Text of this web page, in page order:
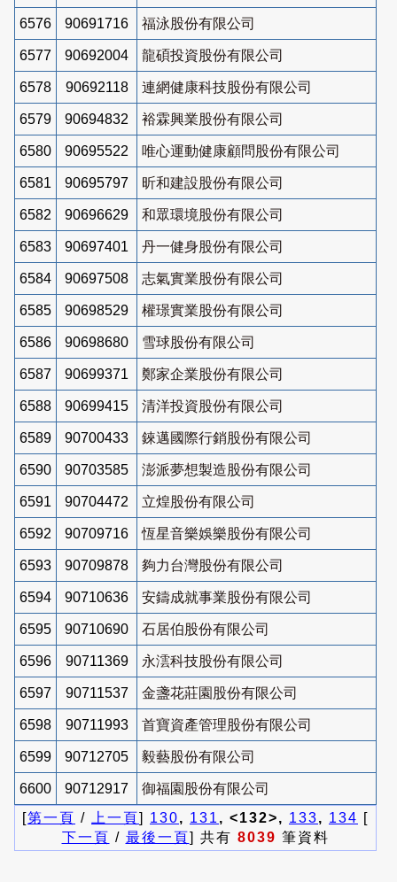
6576 90691716 福泳股份有限公司
6577 90692004 龍碩投資股份有限公司
6578 90692118 連網健康科技股份有限公司
6579 90694832 裕霖興業股份有限公司
6580 90695522 唯心運動健康顧問股份有限公司
6581 90695797 昕和建設股份有限公司
6582 90696629 和眾環境股份有限公司
6583 90697401 丹一健身股份有限公司
6584 90697508 志氣實業股份有限公司
6585 90698529 權璟實業股份有限公司
6586 90698680 雪球股份有限公司
6587 90699371 鄭家企業股份有限公司
6588 90699415 清洋投資股份有限公司
6589 90700433 錸邁國際行銷股份有限公司
6590 90703585 澎派夢想製造股份有限公司
6591 90704472 立煌股份有限公司
6592 90709716 恆星音樂娛樂股份有限公司
6593 90709878 夠力台灣股份有限公司
6594 90710636 安鑄成就事業股份有限公司
6595 90710690 石居伯股份有限公司
6596 90711369 永澐科技股份有限公司
6597 90711537 金盞花莊園股份有限公司
6598 90711993 首寶資產管理股份有限公司
6599 90712705 毅藝股份有限公司
6600 90712917
御福園股份有限公司
[第一頁 / 上一頁] 130, 131 , <132>, 133, 134 [
下一頁 / 最後一頁] 共有 8039 筆資料